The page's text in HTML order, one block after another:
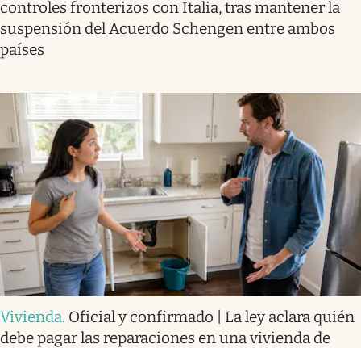
controles fronterizos con Italia, tras mantener la
suspensión del Acuerdo Schengen entre ambos
países
Vivienda. Oficial y confirmado | La ley aclara quién
debe pagar las reparaciones en una vivienda de